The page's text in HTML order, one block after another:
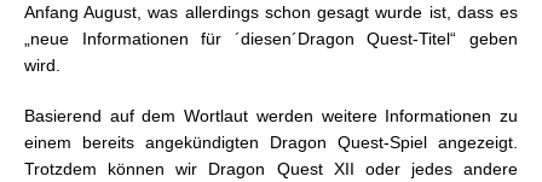
Anfang August, was allerdings schon gesagt wurde ist, dass es
„neue Informationen für ´diesen´Dragon Quest-Titel“ geben
wird.
Basierend auf dem Wortlaut werden weitere Informationen zu
einem bereits angekündigten Dragon Quest-Spiel angezeigt.
Trotzdem können wir Dragon Quest XII oder jedes andere